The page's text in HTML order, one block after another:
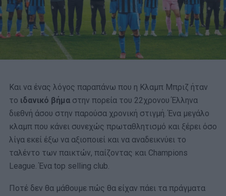
Και να ένας λόγος παραπάνω που η Κλαμπ Μπριζ ήταν
το ιδανικό βήμα στην πορεία του 22χρονου Έλληνα
διεθνή άσου στην παρούσα χρονική στιγμή. Ένα μεγάλο
κλαμπ που κάνει συνεχώς πρωταθλητισμό και ξέρει όσο
λίγα εκεί έξω να αξιοποιεί και να αναδεικνύει το
ταλέντο των παικτών, παίζοντας και Champions
League. Ένα top selling club.
Ποτέ δεν θα μάθουμε πώς θα είχαν πάει τα πράγματα